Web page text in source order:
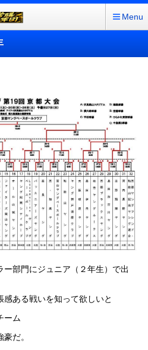
Menu
部門にジュニア（２年生）で出
ある戦いを知って欲しいと
ーム
だ。